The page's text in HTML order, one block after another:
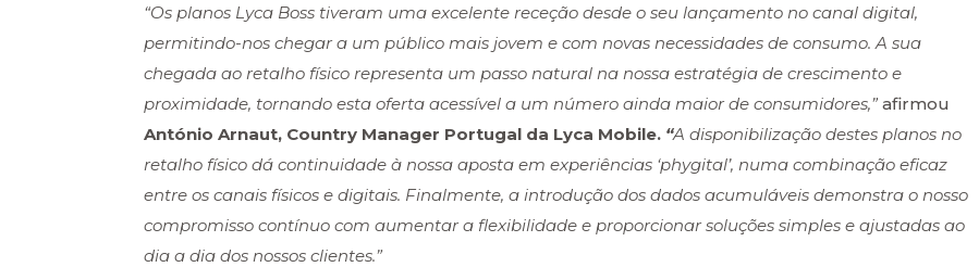
“Os planos Lyca Boss tiveram uma excelente receção desde o seu lançamento no canal digital,
permitindo-nos chegar a um público mais jovem e com novas necessidades de consumo. A sua
chegada ao retalho físico representa um passo natural na nossa estratégia de crescimento e
proximidade, tornando esta oferta acessível a um número ainda maior de consumidores,” afirmou
António Arnaut, Country Manager Portugal da Lyca Mobile. “A disponibilização destes planos no
retalho físico dá continuidade à nossa aposta em experiências ‘phygital’, numa combinação eficaz
entre os canais físicos e digitais. Finalmente, a introdução dos dados acumuláveis demonstra o nosso
compromisso contínuo com aumentar a flexibilidade e proporcionar soluções simples e ajustadas ao
dia a dia dos nossos clientes.”